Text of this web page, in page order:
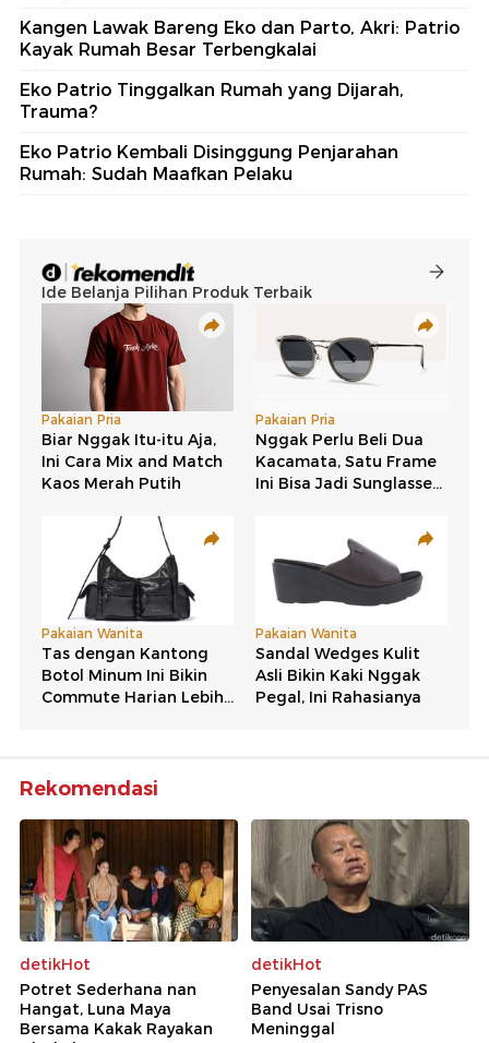
Kangen Lawak Bareng Eko dan Parto, Akri: Patrio
Kayak Rumah Besar Terbengkalai
Eko Patrio Tinggalkan Rumah yang Dijarah,
Trauma?
Eko Patrio Kembali Disinggung Penjarahan
Rumah: Sudah Maafkan Pelaku
Rekomendasi
detikHot
Potret Sederhana nan
Hangat, Luna Maya
Bersama Kakak Rayakan
detikHot
Penyesalan Sandy PAS
Band Usai Trisno
Meninggal